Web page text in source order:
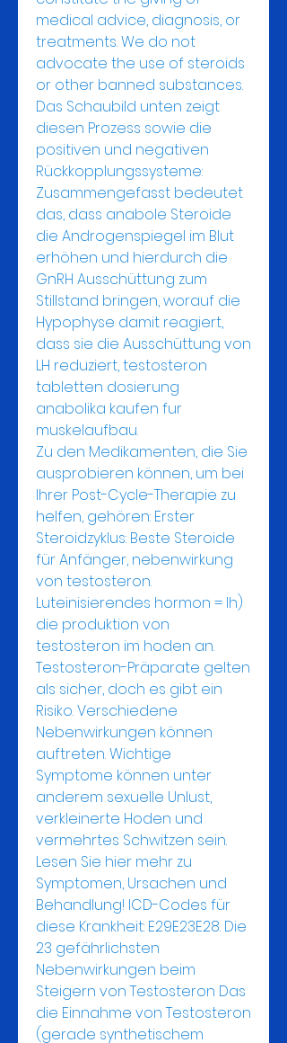
medical advice, diagnosis, or
treatments. We do not
advocate the use of steroids
or other banned substances.
Das Schaubild unten zeigt
diesen Prozess sowie die
positiven und negativen
Rückkopplungssysteme:
Zusammengefasst bedeutet
das, dass anabole Steroide
die Androgenspiegel im Blut
erhöhen und hierdurch die
GnRH Ausschüttung zum
Stillstand bringen, worauf die
Hypophyse damit reagiert,
dass sie die Ausschüttung von
LH reduziert, testosteron
tabletten dosierung
anabolika kaufen fur
muskelaufbau.
Zu den Medikamenten, die Sie
ausprobieren können, um bei
Ihrer Post-Cycle-Therapie zu
helfen, gehören: Erster
Steroidzyklus: Beste Steroide
für Anfänger, nebenwirkung
von testosteron.
Luteinisierendes hormon = lh)
die produktion von
testosteron im hoden an.
Testosteron-Präparate gelten
als sicher, doch es gibt ein
Risiko. Verschiedene
Nebenwirkungen können
auftreten. Wichtige
Symptome können unter
anderem sexuelle Unlust,
verkleinerte Hoden und
vermehrtes Schwitzen sein.
Lesen Sie hier mehr zu
Symptomen, Ursachen und
Behandlung! ICD-Codes für
diese Krankheit: E29E23E28. Die
23 gefährlichsten
Nebenwirkungen beim
Steigern von Testosteron Das
die Einnahme von Testosteron
(gerade synthetischem